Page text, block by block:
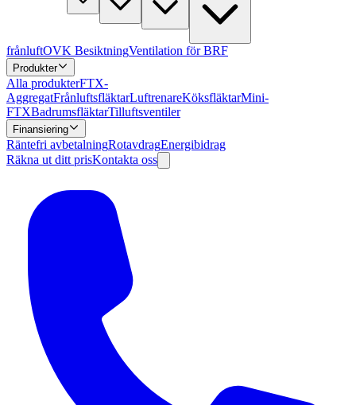
frånluftOVK BesiktningVentilation för BRF
Produkter
Alla produkterFTX-
AggregatFrånluftsfläktarLuftrenareKöksfläktarMini-
FTXBadrumsfläktarTilluftsventiler
Finansiering
Räntefri avbetalningRotavdragEnergibidrag
Räkna ut ditt prisKontakta oss